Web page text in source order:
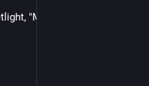
"Misconceptions im IT-